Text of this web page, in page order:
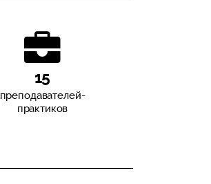
15
преподавателей-
практиков